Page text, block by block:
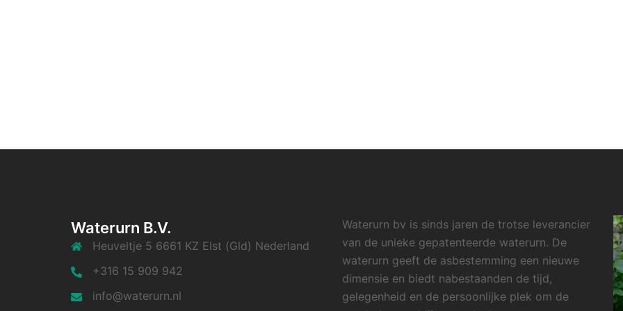
Waterurn B.V.
Heuveltje 5 6661 KZ Elst (Gld) Nederland
+316 15 909 942
info@waterurn.nl
Waterurn bv is sinds jaren de trotse leverancier
van de unieke gepatenteerde waterurn. De
waterurn geeft de asbestemming een nieuwe
dimensie en biedt nabestaanden de tijd,
gelegenheid en de persoonlijke plek om de